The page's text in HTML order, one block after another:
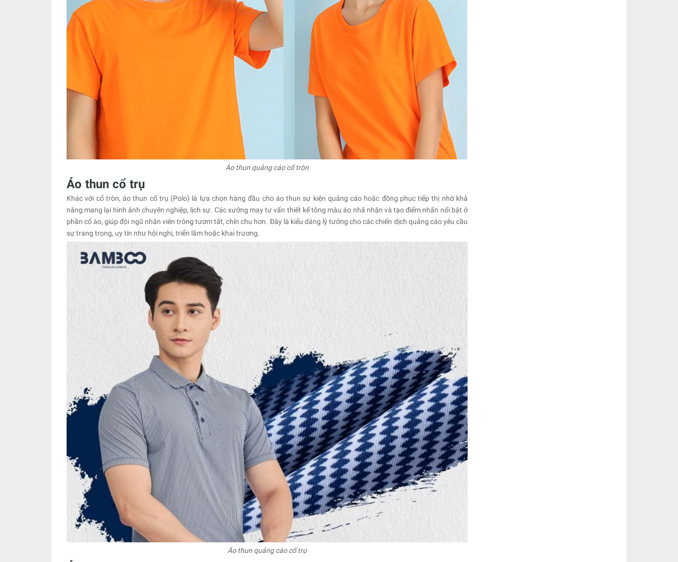
Áo thun quảng cáo cổ tròn
Áo thun cổ trụ
Khác với cổ tròn, áo thun cổ trụ (Polo) là lựa chọn hàng đầu cho áo thun sự kiện quảng cáo hoặc đồng phục tiếp thị nhờ khả
năng mang lại hình ảnh chuyên nghiệp, lịch sự. Các xưởng may tư vấn thiết kế tông màu áo nhã nhặn và tạo điểm nhấn nổi bật ở
phần cổ áo, giúp đội ngũ nhân viên trông tươm tất, chỉn chu hơn. Đây là kiểu dáng lý tưởng cho các chiến dịch quảng cáo yêu cầu
sự trang trọng, uy tín như hội nghị, triển lãm hoặc khai trương.
Áo thun quảng cáo cổ trụ